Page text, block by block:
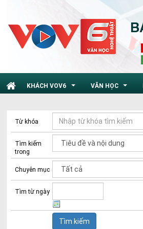
KHÁCH VOV6 VĂN HỌC
Từ khóa
Tìm kiếm
trong
Chuyên mục
Tìm từ ngày